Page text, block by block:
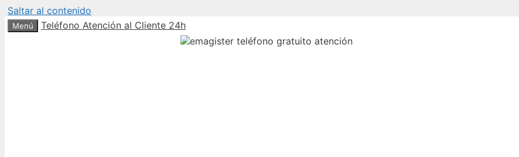
Saltar al contenido
Menú Teléfono Atención al Cliente 24h